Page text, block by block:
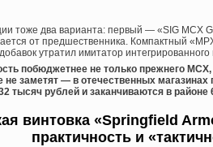
тоже два варианта: первый — «SIG MCX
от предшественника. Компактный
утратил имитатор
побюджетнее не только прежнего
не заметят — в отечественных
тысяч рублей и заканчиваются в районе
винтовка «Springfield
практичность и